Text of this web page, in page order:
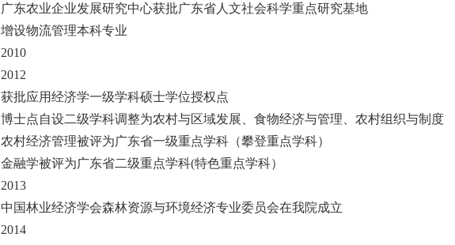
广东农业企业发展研究中心获批广东省人文社会科学重点研究基地
增设物流管理本科专业
2010
2012
获批应用经济学一级学科硕士学位授权点
博士点自设二级学科调整为农村与区域发展、食物经济与管理、农村组织与制度
农村经济管理被评为广东省一级重点学科（攀登重点学科）
金融学被评为广东省二级重点学科(特色重点学科）
2013
中国林业经济学会森林资源与环境经济专业委员会在我院成立
2014